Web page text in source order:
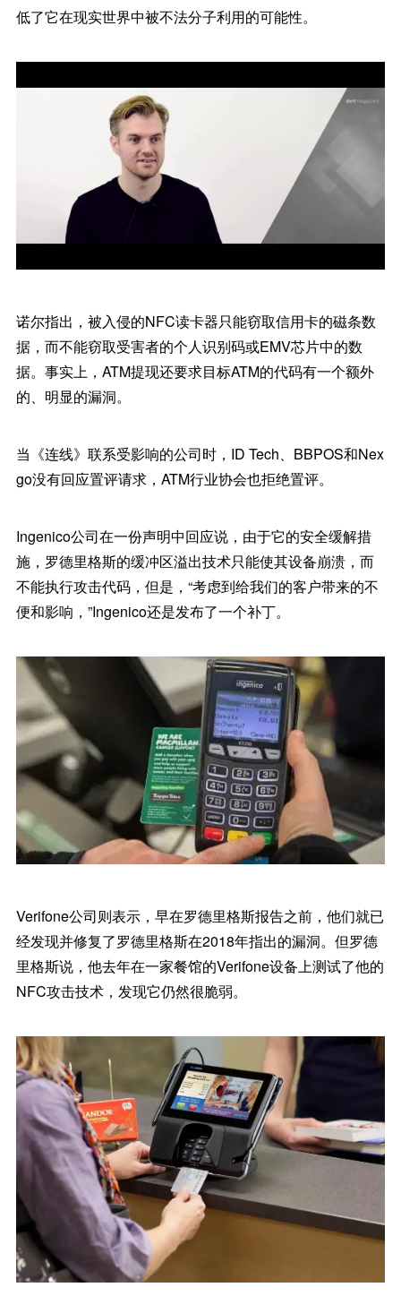
低了它在现实世界中被不法分子利用的可能性。
诺尔指出，被入侵的NFC读卡器只能窃取信用卡的磁条数
据，而不能窃取受害者的个人识别码或EMV芯片中的数
据。事实上，ATM提现还要求目标ATM的代码有一个额外
的、明显的漏洞。
当《连线》联系受影响的公司时，ID Tech、BBPOS和Nex
go没有回应置评请求，ATM行业协会也拒绝置评。
Ingenico公司在一份声明中回应说，由于它的安全缓解措
施，罗德里格斯的缓冲区溢出技术只能使其设备崩溃，而
不能执行攻击代码，但是，“考虑到给我们的客户带来的不
便和影响，”Ingenico还是发布了一个补丁。
Verifone公司则表示，早在罗德里格斯报告之前，他们就已
经发现并修复了罗德里格斯在2018年指出的漏洞。但罗德
里格斯说，他去年在一家餐馆的Verifone设备上测试了他的
NFC攻击技术，发现它仍然很脆弱。